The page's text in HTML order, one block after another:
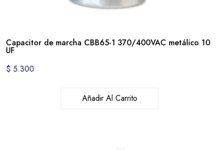
Capacitor de marcha CBB65-1 370/400VAC metálico 10
UF
$ 5.300
Añadir Al Carrito